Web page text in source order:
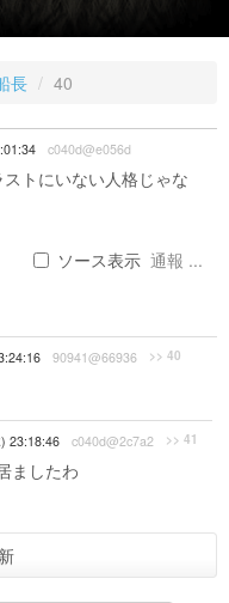
長 40
c040d@e056d
トにいない人格じゃな
ソース表示 通報 ...
90941@66936 >> 40
23:18:46 c040d@2c7a2 >> 41
ましたわ